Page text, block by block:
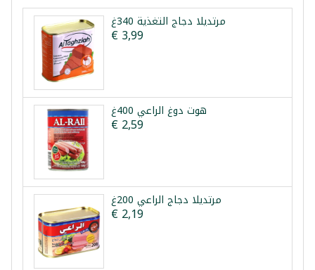
مرتديلا دجاج التغذية 340غ
€ 3,99
هوت دوغ الراعي 400غ
€ 2,59
مرتديلا دجاج الراعي 200غ
€ 2,19